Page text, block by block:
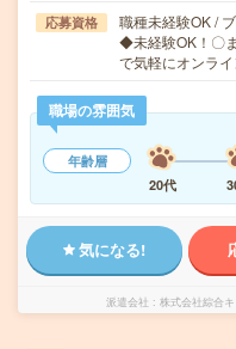
応募資格
職種未経験OK /
◆未経験OK！〇
で気軽にオンラ
職場の雰囲気
年齢層
20代
気になる!
派遣会社 株式会社綜合